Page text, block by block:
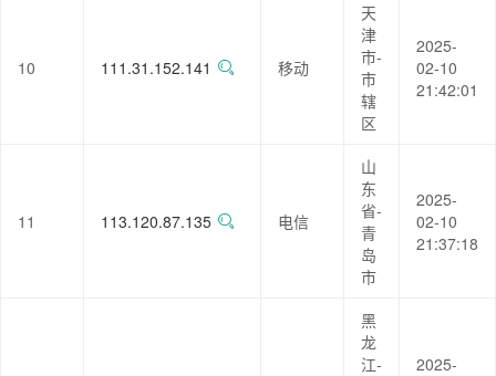
10 111.31.152.141 移动
天
津
市-
市
辖
区
2025-
02-10
21:42:01
11 113.120.87.135 电信
山
东
省-
青
岛
市
2025-
02-10
21:37:18
黑
龙
江-
2025-